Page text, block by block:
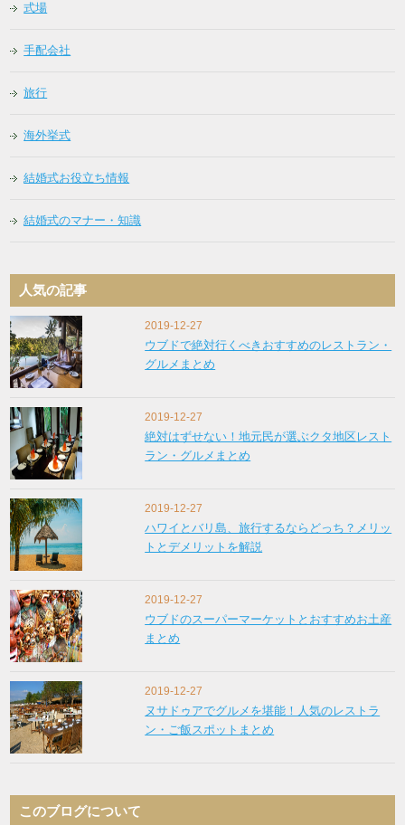
式場
手配会社
旅行
海外挙式
結婚式お役立ち情報
結婚式のマナー・知識
人気の記事
2019-12-27
ウブドで絶対行くべきおすすめのレストラン・
グルメまとめ
2019-12-27
絶対はずせない！地元民が選ぶクタ地区レスト
ラン・グルメまとめ
2019-12-27
ハワイとバリ島、旅行するならどっち？メリッ
トとデメリットを解説
2019-12-27
ウブドのスーパーマーケットとおすすめお土産
まとめ
2019-12-27
ヌサドゥアでグルメを堪能！人気のレストラ
ン・ご飯スポットまとめ
このブログについて